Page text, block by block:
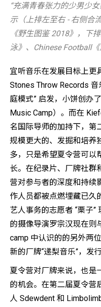
“充满青春张力的少男少
示（上排左至右 - 右侧合
《野生图鉴 2018》，下
泳》、Chinese Football
宜听音乐在发展目标上更
Stones Throw Records
庭模式” 启发，小饼创办
Music Camp）。而在
名国际导师的加持下，第
规模更大的、发掘和培养
多，只是希望夏令营可以
长。在纪录片、厂牌社群
营对参与者的深度和持续
作人员都被点燃埋藏已久
艺人事务的志愿者 “栗子
的摄像导演罗宗汉现在则
camp 中认识的的另外两
新的厂牌“递梨音乐”，发
夏令营对厂牌来说，也是
的机会。在第二届夏令营
人 Sdewdent 和